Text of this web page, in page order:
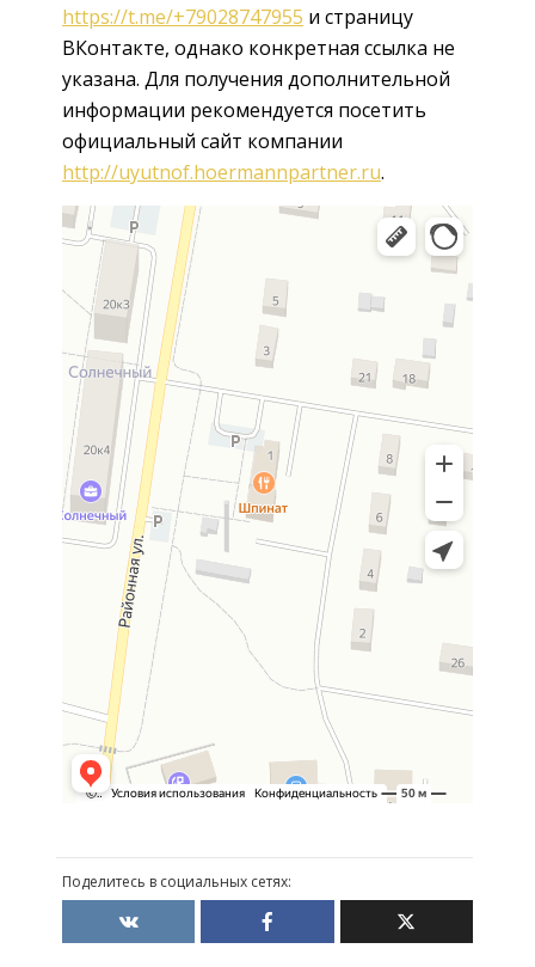
https://t.me/+79028747955 и страницу
ВКонтакте, однако конкретная ссылка не
указана. Для получения дополнительной
информации рекомендуется посетить
официальный сайт компании
http://uyutnof.hoermannpartner.ru.
Поделитесь в социальных сетях: